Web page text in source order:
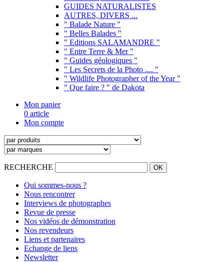
GUIDES NATURALISTES
AUTRES, DIVERS ...
" Balade Nature "
" Belles Balades "
" Editions SALAMANDRE "
" Entre Terre & Mer "
" Guides géologiques "
" Les Secrets de la Photo .... "
" Wildlife Photographer of the Year "
" Que faire ? " de Dakota
Mon panier
0 article
Mon compte
RECHERCHE
Qui sommes-nous ?
Nous rencontrer
Interviews de photographes
Revue de presse
Nos vidéos de démonstration
Nos revendeurs
Liens et partenaires
Echange de liens
Newsletter